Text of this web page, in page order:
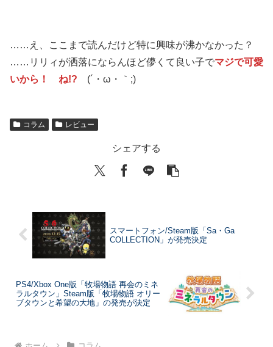
……え、ここまで読んだけど特に興味が沸かなかった？
……リリィが洒落にならんほど儚くて良い子でマジで可愛
いから！ ね!? (´・ω・｀;)
コラム レビュー
シェアする
スマートフォン/Steam版「Sa・Ga
COLLECTION」が発売決定
PS4/Xbox One版「牧場物語 再会のミネ
ラルタウン」Steam版「牧場物語 オリー
ブタウンと希望の大地」の発売が決定